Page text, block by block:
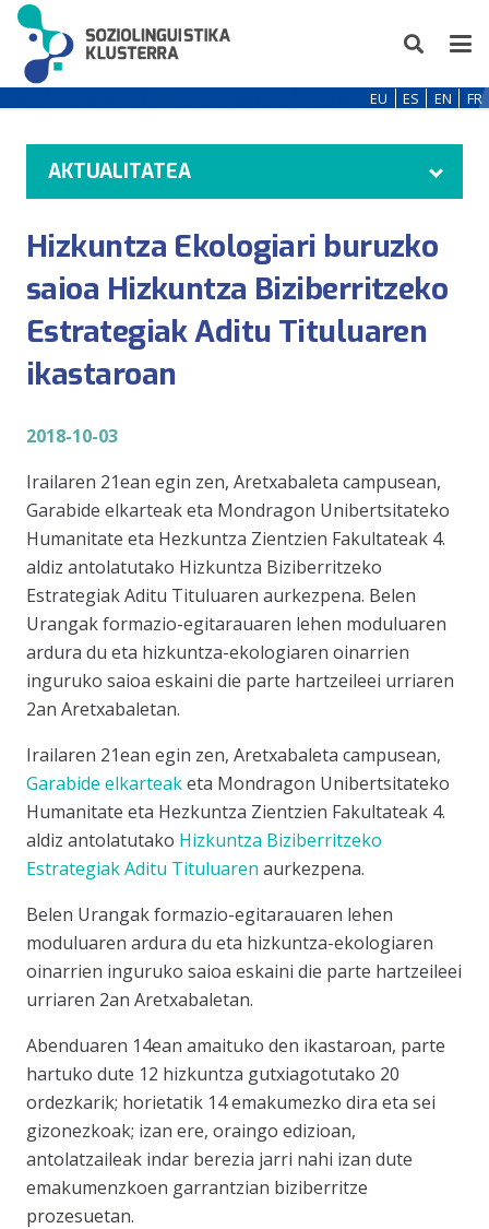
EU ES EN FR
AKTUALITATEA
Hizkuntza Ekologiari buruzko
saioa Hizkuntza Biziberritzeko
Estrategiak Aditu Tituluaren
ikastaroan
2018-10-03
Irailaren 21ean egin zen, Aretxabaleta campusean,
Garabide elkarteaketa Mondragon Unibertsitateko
Humanitate eta Hezkuntza Zientzien Fakultateak 4.
aldiz antolatutako Hizkuntza Biziberritzeko
Estrategiak Aditu Tituluaren aurkezpena. Belen
Urangak formazio-egitarauaren lehen moduluaren
ardura du eta hizkuntza-ekologiaren oinarrien
inguruko saioa eskaini die parte hartzeileei urriaren
2an Aretxabaletan.
Irailaren 21ean egin zen, Aretxabaleta campusean,
Garabide elkarteaketa Mondragon Unibertsitateko
Humanitate eta Hezkuntza Zientzien Fakultateak 4.
aldiz antolatutako Hizkuntza Biziberritzeko
Estrategiak Aditu Tituluaren aurkezpena.
Belen Urangak formazio-egitarauaren lehen
moduluaren ardura du eta hizkuntza-ekologiaren
oinarrien inguruko saioa eskaini die parte hartzeileei
urriaren 2an Aretxabaletan.
Abenduaren 14ean amaituko den ikastaroan, parte
hartuko dute 12 hizkuntza gutxiagotutako 20
ordezkarik; horietatik 14 emakumezko dira eta sei
gizonezkoak; izan ere, oraingo edizioan,
antolatzaileak indar berezia jarri nahi izan dute
emakumenzkoen garrantzian biziberritze
prozesuetan.